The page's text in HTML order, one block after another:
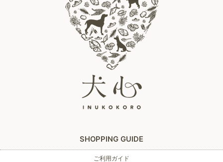
SHOPPING GUIDE
ご利用ガイド